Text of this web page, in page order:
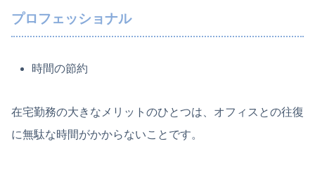
プロフェッショナル
時間の節約
在宅勤務の大きなメリットのひとつは、オフィスとの往復
に無駄な時間がかからないことです。